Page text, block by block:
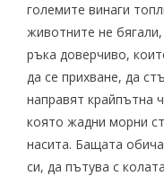
големите винаги
животните не
ръка доверчиво,
да се прихване, да
направят крайпътна
която жадни морни
насита. Бащата
си, да пътува с